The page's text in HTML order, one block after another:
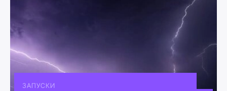
ЗАПУСКИ